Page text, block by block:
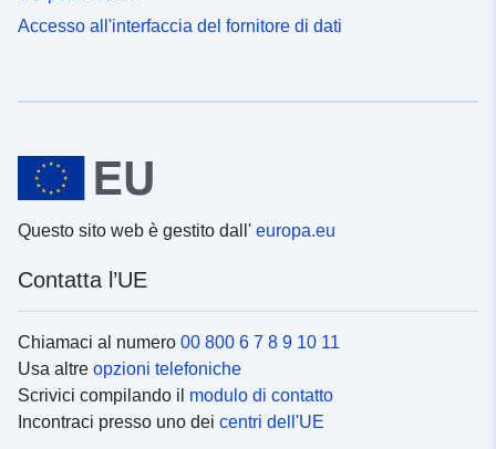
Accesso all'interfaccia del fornitore di dati
Questo sito web è gestito dall' europa.eu
Contatta l’UE
Chiamaci al numero 00 800 6 7 8 9 10 11
Usa altre opzioni telefoniche
Scrivici compilando il modulo di contatto
Incontraci presso uno dei centri dell'UE